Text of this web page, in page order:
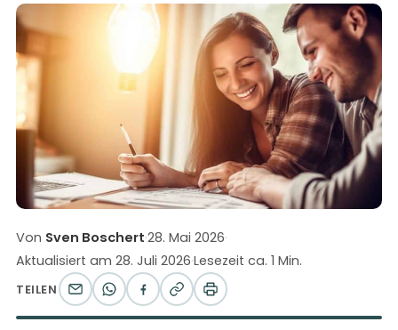
Von Sven Boschert·28. Mai 2026·
Aktualisiert am 28. Juli 2026·Lesezeit ca. 1 Min.
TEILEN